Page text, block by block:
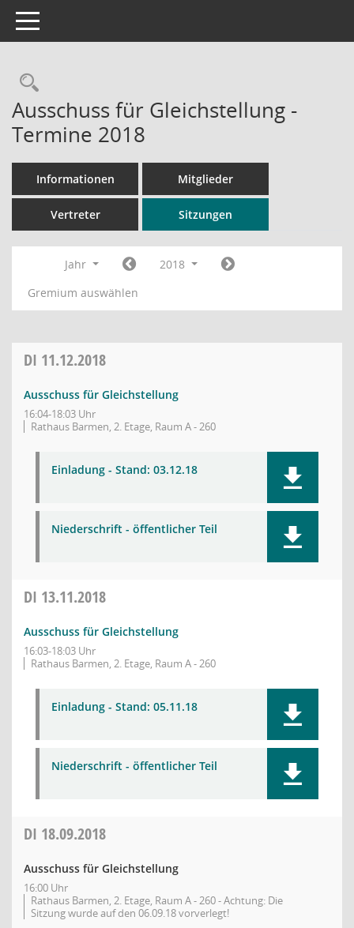
Toggle navigation
Rechercheauswahl
Ausschuss für Gleichstellung -
Termine 2018
Informationen Mitglieder
Vertreter Sitzungen
Jahr
2018
Gremium auswählen
DI 11.12.2018
Ausschuss für Gleichstellung
16:04-18:03 Uhr
Rathaus Barmen, 2. Etage, Raum A - 260
Einladung - Stand: 03.12.18
Niederschrift - öffentlicher Teil
DI 13.11.2018
Ausschuss für Gleichstellung
16:03-18:03 Uhr
Rathaus Barmen, 2. Etage, Raum A - 260
Einladung - Stand: 05.11.18
Niederschrift - öffentlicher Teil
DI 18.09.2018
Ausschuss für Gleichstellung
16:00 Uhr
Rathaus Barmen, 2. Etage, Raum A - 260 - Achtung: Die
Sitzung wurde auf den 06.09.18 vorverlegt!